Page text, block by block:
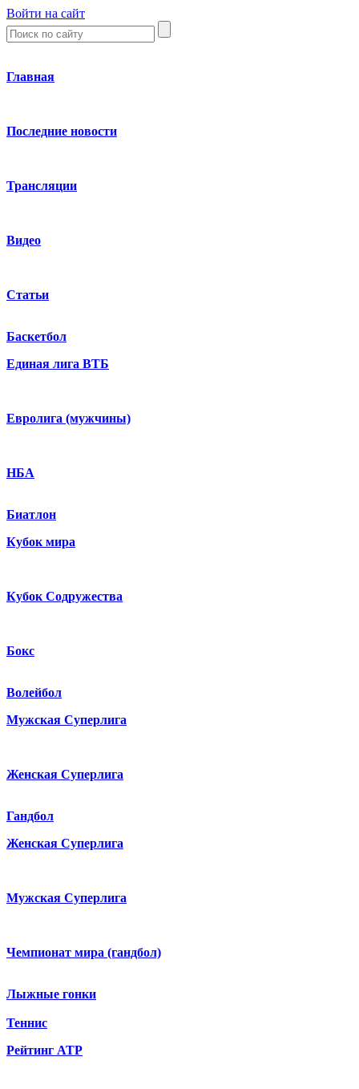
Войти на сайт
Главная
Последние новости
Трансляции
Видео
Статьи
Баскетбол
Единая лига ВТБ
Евролига (мужчины)
НБА
Биатлон
Кубок мира
Кубок Содружества
Бокс
Волейбол
Мужская Суперлига
Женская Суперлига
Гандбол
Женская Суперлига
Мужская Суперлига
Чемпионат мира (гандбол)
Лыжные гонки
Теннис
Рейтинг ATP